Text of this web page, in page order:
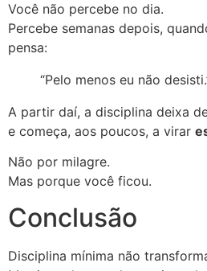
Você não percebe no dia.
Percebe semanas depois,
pensa:
“Pelo menos eu não
A partir daí, a disciplina deixa
e começa, aos poucos, a virar
Não por milagre.
Mas porque você ficou.
Conclusão
Disciplina mínima não